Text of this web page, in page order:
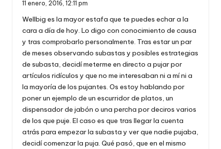
11 enero, 2016, 12:11 pm
Wellbig es la mayor estafa que te puedes echar a la
cara a día de hoy. Lo digo con conocimiento de causa
y tras comprobarlo personalmente. Tras estar un par
de meses observando subastas y posibles estrategias
de subasta, decidí meterme en directo a pujar por
artículos ridículos y que no me interesaban ni a mí ni a
la mayoría de los pujantes. Os estoy hablando por
poner un ejemplo de un escurridor de platos, un
dispensador de jabón o una percha por deciros varios
de los que puje. El caso es que tras llegar la cuenta
atrás para empezar la subasta y ver que nadie pujaba,
decidí comenzar la puja. Qué pasó, que en el mismo